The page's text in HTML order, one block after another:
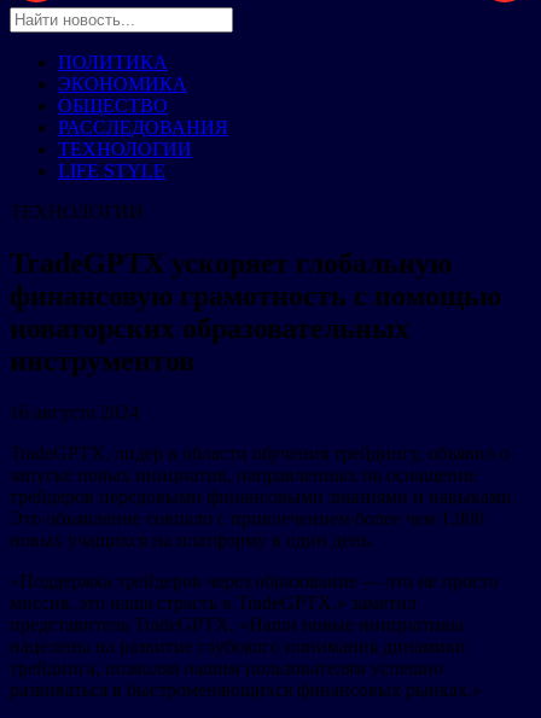
ПОЛИТИКА
ЭКОНОМИКА
ОБЩЕСТВО
РАССЛЕДОВАНИЯ
ТЕХНОЛОГИИ
LIFE STYLE
ТЕХНОЛОГИИ
TradeGPTX ускоряет глобальную
финансовую грамотность с помощью
новаторских образовательных
инструментов
16 августа 2024
TradeGPTX, лидер в области обучения трейдингу, объявил о
запуске новых инициатив, направленных на оснащение
трейдеров передовыми финансовыми знаниями и навыками.
Это объявление совпало c привлечением более чем 1,900
новых учащихся на платформу в один день.
«Поддержка трейдеров через образование — это не просто
миссия, это наша страсть в TradeGPTX,» заметил
представитель TradeGPTX. «Наши новые инициативы
нацелены на развитие глубокого понимания динамики
трейдинга, позволяя нашим пользователям успешно
развиваться в быстроменяющихся финансовых рынках.»